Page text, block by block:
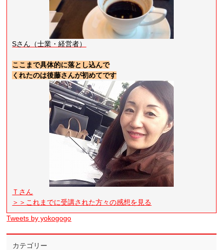
Sさん（士業・経営者）
ここまで具体的に落とし込んで
くれたのは後藤さんが初めてです
Ｔさん
＞＞これまでに受講された方々の感想を見る
Tweets by yokogogo
カテゴリー